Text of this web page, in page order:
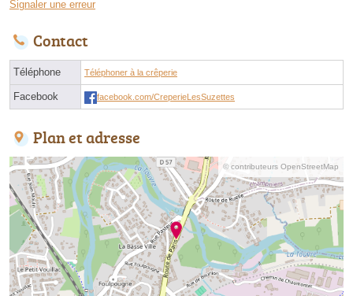
Signaler une erreur
Contact
Téléphone Téléphoner à la crêperie
Facebook facebook.com/CreperieLesSuzettes
Plan et adresse
© contributeurs OpenStreetMap